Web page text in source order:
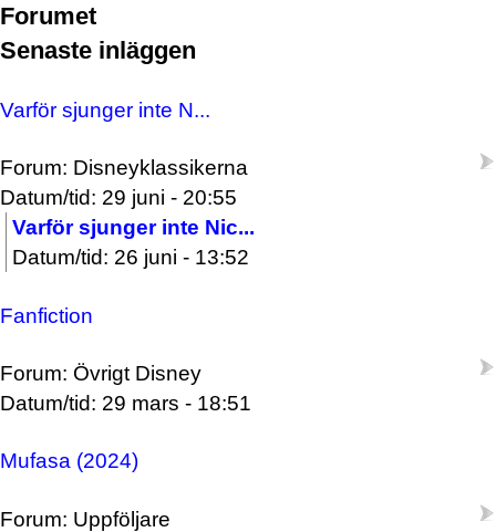
Forumet
Senaste inläggen
Varför sjunger inte N...
Forum: Disneyklassikerna
Datum/tid: 29 juni - 20:55
Varför sjunger inte Nic...
Datum/tid: 26 juni - 13:52
Fanfiction
Forum: Övrigt Disney
Datum/tid: 29 mars - 18:51
Mufasa (2024)
Forum: Uppföljare